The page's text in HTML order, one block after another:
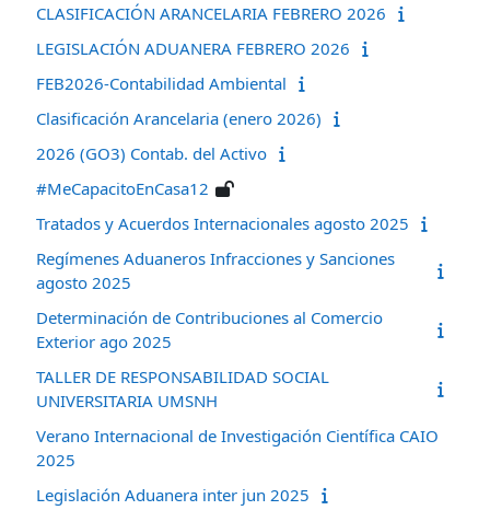
CLASIFICACIÓN ARANCELARIA FEBRERO 2026
LEGISLACIÓN ADUANERA FEBRERO 2026
FEB2026-Contabilidad Ambiental
Clasificación Arancelaria (enero 2026)
2026 (GO3) Contab. del Activo
#MeCapacitoEnCasa12
Tratados y Acuerdos Internacionales agosto 2025
Regímenes Aduaneros Infracciones y Sanciones
agosto 2025
Determinación de Contribuciones al Comercio
Exterior ago 2025
TALLER DE RESPONSABILIDAD SOCIAL
UNIVERSITARIA UMSNH
Verano Internacional de Investigación Científica CAIO
2025
Legislación Aduanera inter jun 2025